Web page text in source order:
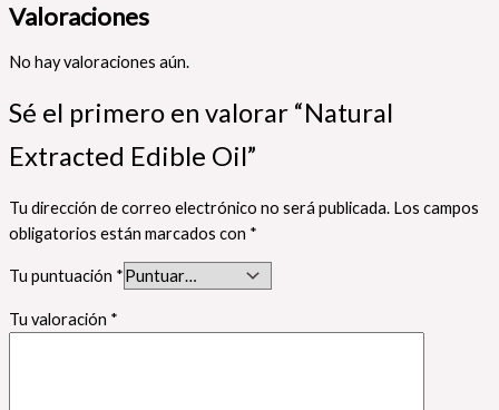
Valoraciones
No hay valoraciones aún.
Sé el primero en valorar “Natural
Extracted Edible Oil”
Tu dirección de correo electrónico no será publicada. Los campos
obligatorios están marcados con *
Tu puntuación *
Tu valoración *